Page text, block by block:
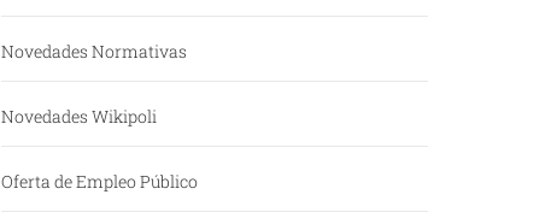
Novedades Normativas
Novedades Wikipoli
Oferta de Empleo Público